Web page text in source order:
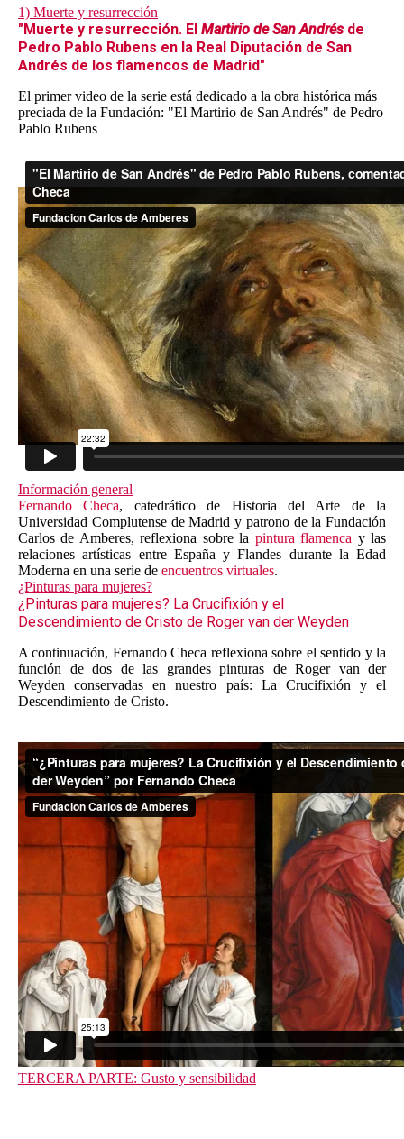
1) Muerte y resurrección
"Muerte y resurrección. El Martirio de San Andrésde
Pedro Pablo Rubens en la Real Diputación de San
Andrés de los flamencos de Madrid"
El primer video de la serie está dedicado a la obra histórica más
preciada de la Fundación: "El Martirio de San Andrés" de Pedro
Pablo Rubens
Información general
Fernando Checa, catedrático de Historia del Arte de la
Universidad Complutense de Madrid y patrono de la Fundación
Carlos de Amberes, reflexiona sobre la pintura flamenca y las
relaciones artísticas entre España y Flandes durante la Edad
Moderna en una serie de encuentros virtuales.
¿Pinturas para mujeres?
¿Pinturas para mujeres? La Crucifixión y el
Descendimiento de Cristo de Roger van der Weyden
A continuación, Fernando Checa reflexiona sobre el sentido y la
función de dos de las grandes pinturas de Roger van der
Weyden conservadas en nuestro país: La Crucifixión y el
Descendimiento de Cristo.
TERCERA PARTE: Gusto y sensibilidad